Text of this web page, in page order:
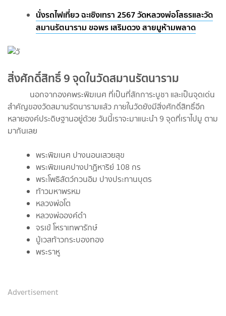
นั่งรถไฟเที่ยว ฉะเชิงเทรา 2567 วัดหลวงพ่อโสธรและวัด
สมานรัตนาราม ขอพร เสริมดวง สายมูห้ามพลาด
สิ่งศักดิ์สิทธิ์ 9 จุดในวัดสมานรัตนาราม
นอกจากองคพระพิฆเนศ ที่เป็นที่สักการะบูชา และเป็นจุดเด่น
สำคัญของวัดสมานรัตนารามแล้ว ภายในวัดยังมีสิ่งศักดิ์สิทธิ์อีก
หลายองค์ประดิษฐานอยู่ด้วย วันนี้เราจะมาแนะนำ 9 จุดที่เราไปมู ตาม
มากันเลย
พระพิฆเนศ ปางนอนเสวยสุข
พระพิฆเนศปางปาฏิหาริย์ 108 กร
พระโพธิสัตว์กวนอิม ปางประทานบุตร
ท้าวมหาพรหม
หลวงพ่อโต
หลวงพ่อองค์ดำ
จรเข้ โหราเทพารักษ์
ปู่เวสท้าวกระบองทอง
พระราหู
Advertisement